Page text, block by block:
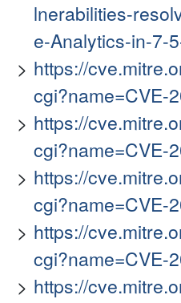
lnerabilities-
e-Analytics-in-7-
https://
cgi?name=CVE-
https://
cgi?name=CVE-
https://
cgi?name=CVE-
https://
cgi?name=CVE-
https://